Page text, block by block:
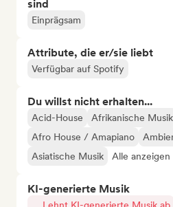
sind
Einprägsam
Attribute, die er/sie liebt
Verfügbar auf Spotify
Du willst nicht erhalten...
Acid-House
Afrikanische Musik
Afro House / Amapiano
Asiatische Musik
Alle anzeigen
KI-generierte Musik